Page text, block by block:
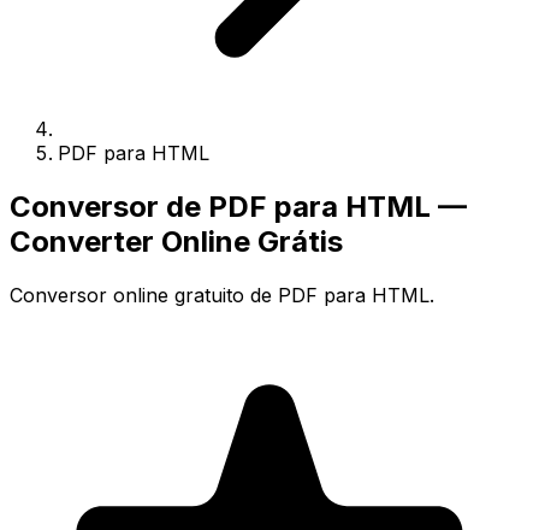
PDF para HTML
Conversor de PDF para HTML —
Converter Online Grátis
Conversor online gratuito de PDF para HTML.